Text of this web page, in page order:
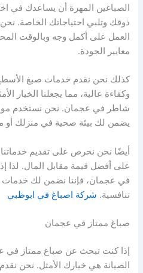
الصباغين المهرة أن يساعدك في
ذوقك وتلبي احتياجاتك الخاصة.
العمل على أكمل وجه وبالوقت
معايير الجودة.
كذلك نحن نقدم خدمات صبغ الأسطح
وكفاءة عالية، مما يجعلنا الخيار
شاطر في عجمان. نحن نستخدم مواد
يضمن لك بيئة صحية في منزلك أو
أيضًا نحن نحرص على تقديم
على أفضل قيمة مقابل المال. لذا
في عجمان، فإننا نضمن لك خدمات
تنافسية. شركة اصباغ في ابوظبي
صباغ ممتاز في عجمان
إذا كنت تبحث عن صباغ ممتاز في
الصيانة هي خيارك الأمثل. نحن